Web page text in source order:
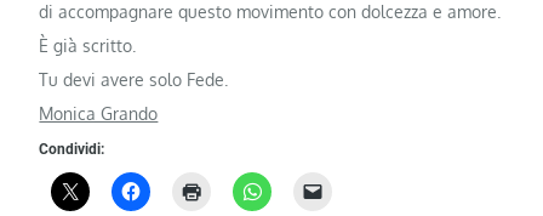
di accompagnare questo movimento con dolcezza e amore.
È già scritto.
Tu devi avere solo Fede.
Monica Grando
Condividi: